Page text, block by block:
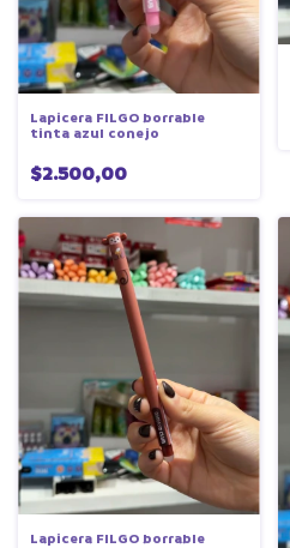
Lapicera FILGO borrable
tinta azul conejo
$2.500,00
Lapicera FILGO borrable